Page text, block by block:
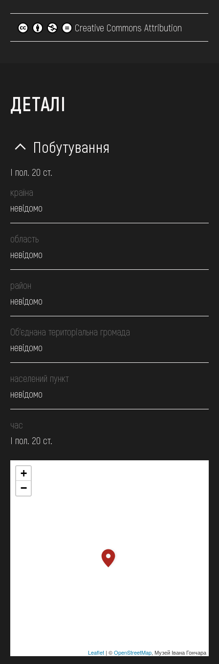
Creative Commons Attribution
ДЕТАЛІ
Побутування
І пол. 20 ст.
країна
невідомо
область
невідомо
район
невідомо
Об’єднана територіальна громада
невідомо
населений пункт
невідомо
час
І пол. 20 ст.
+
−
Leaflet| ©OpenStreetMap, Музей Івана Гончара